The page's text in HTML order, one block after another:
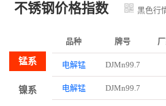
不锈钢价格指数 黑色行
锰系
镍系
品种 牌号
电解锰 DJMn99.7
电解锰 DJMn99.7